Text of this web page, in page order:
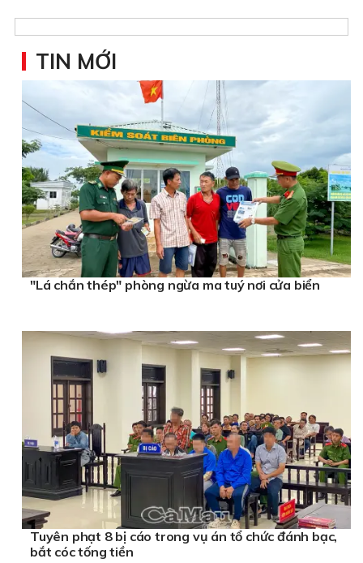
TIN MỚI
"Lá chắn thép" phòng ngừa ma tuý nơi cửa biển
Tuyên phạt 8 bị cáo trong vụ án tổ chức đánh bạc,
bắt cóc tống tiền